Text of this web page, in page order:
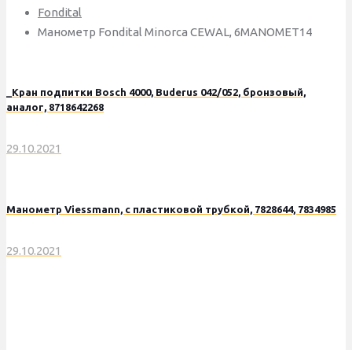
Fondital
Манометр Fondital Minorca CEWAL, 6MANOMET14
_Кран подпитки Bosch 4000, Buderus 042/052, бронзовый,
аналог, 8718642268
29.10.2021
Манометр Viessmann, с пластиковой трубкой, 7828644, 7834985
29.10.2021